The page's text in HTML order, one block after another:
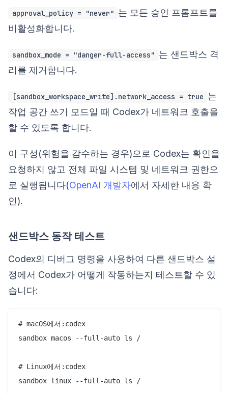
approval_policy = "never" 는 모든 승인 프롬프트를
비활성화합니다.
sandbox_mode = "danger-full-access" 는 샌드박스 격
리를 제거합니다.
[sandbox_workspace_write].network_access = true 는
작업 공간 쓰기 모드일 때 Codex가 네트워크 호출을
할 수 있도록 합니다.
이 구성(위험을 감수하는 경우)으로 Codex는 확인을
요청하지 않고 전체 파일 시스템 및 네트워크 권한으
로 실행됩니다(OpenAI 개발자에서 자세한 내용 확
인).
샌드박스 동작 테스트
Codex의 디버그 명령을 사용하여 다른 샌드박스 설
정에서 Codex가 어떻게 작동하는지 테스트할 수 있
습니다:
# macOS에서:codex
sandbox macos --full-auto ls /
# Linux에서:codex
sandbox linux --full-auto ls /